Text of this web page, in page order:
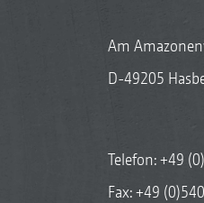
Am
D-49205
Telefon:+49
Fax: +49